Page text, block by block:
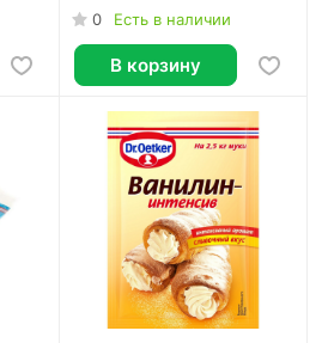
0 Есть в наличии
В корзину